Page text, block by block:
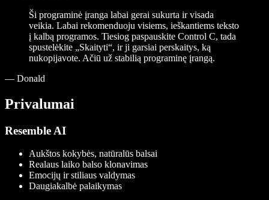
Ši programinė įranga labai gerai sukurta ir visada
veikia. Labai rekomenduoju visiems, ieškantiems teksto
į kalbą programos. Tiesiog paspauskite Control C, tada
spustelėkite „Skaityti“, ir ji garsiai perskaitys, ką
nukopijavote. Ačiū už stabilią programinę įrangą.
— Donald
Privalumai
Resemble AI
Aukštos kokybės, natūralūs balsai
Realaus laiko balso klonavimas
Emocijų ir stiliaus valdymas
Daugiakalbė palaikymas